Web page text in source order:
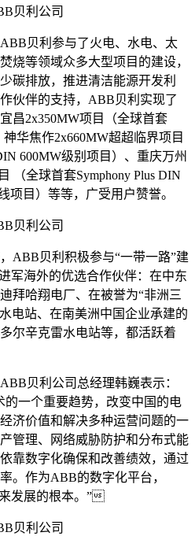
贝利参与了火电、水电、太
烧等领域众多大型项目的建设，
碳排放，推进清洁能源开发利
伙伴的支持，ABB贝利实现了
昌2x350MW项目（全球首套
神华焦作2x660MW超超临界项目
600MW级别项目）、重庆万州
（全球首套Symphony Plus DIN
项目）等等，广受用户赞誉。
ABB贝利积极参与“一带一路”建
军海外的优选合作伙伴：在中东
哈翔电厂、在被誉为“非洲三
电站、在南美洲中国企业承建的
尔辛克雷水电站等，都活跃着
贝利公司总经理韩巍表示：
的一个重要趋势，改变中国的电
济价值和解决多种运营问题的一
管理、网络威胁防护和分布式能
靠数字化确保和改善绩效，通过
。作为ABB的数字化平台，
发展的根本。”